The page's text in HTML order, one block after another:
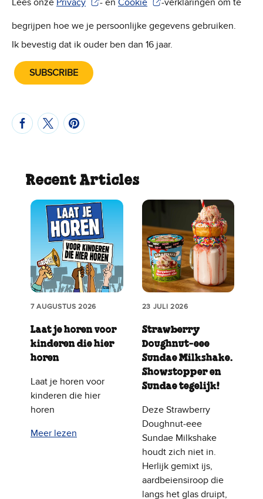
Lees onze Privacy
(Wordt in een nieuw venster geopend)
- en Cookie
(Wordt in een nieuw venster
-verklaringen om te
begrijpen hoe we je persoonlijke gegevens gebruiken.
Ik bevestig dat ik ouder ben dan 16 jaar.
SUBSCRIBE
Recent Articles
7 AUGUSTUS 2026
Laat je horen voor
kinderen die hier
horen
Laat je horen voor
kinderen die hier
horen
Meer lezen
23 JULI 2026
Strawberry
Doughnut‑eee
Sundae Milkshake.
Showstopper en
Sundae tegelijk!
Deze Strawberry
Doughnut‑eee
Sundae Milkshake
houdt zich niet in.
Herlijk gemixt ijs,
aardbeiensiroop die
langs het glas druipt,